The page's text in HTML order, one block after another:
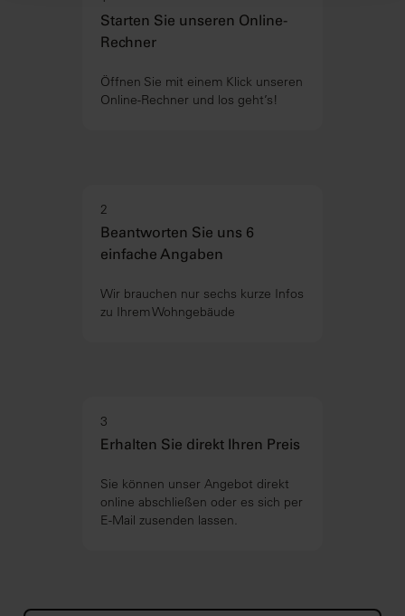
Starten Sie unseren Online-
Rechner
Öffnen Sie mit einem Klick unseren
Online-Rechner und los geht’s!
2
Beantworten Sie uns 6
einfache Angaben
Wir brauchen nur sechs kurze Infos
zu Ihrem Wohngebäude
3
Erhalten Sie direkt Ihren Preis
Sie können unser Angebot direkt
online abschließen oder es sich per
E-Mail zusenden lassen.